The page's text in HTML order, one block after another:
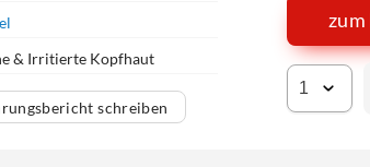
& Irritierte Kopfhaut
schreiben